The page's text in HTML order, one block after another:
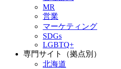
MR
営業
マーケティング
SDGs
LGBTQ+
専門サイト（拠点別）
北海道